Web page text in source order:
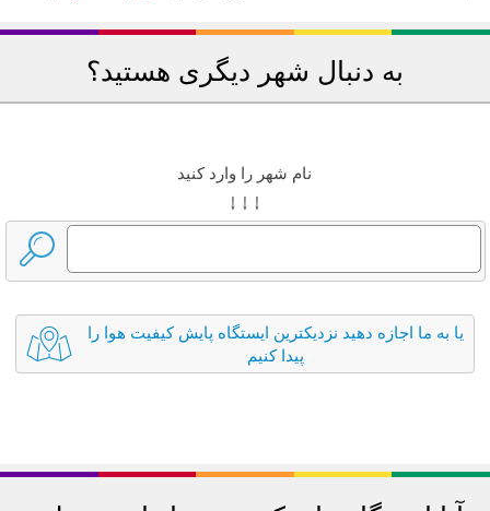
به دنبال شهر دیگری هستید؟
نام شهر را وارد کنید
↓ ↓ ↓
یا به ما اجازه دهید نزدیکترین ایستگاه پایش کیفیت هوا را
پیدا کنیم